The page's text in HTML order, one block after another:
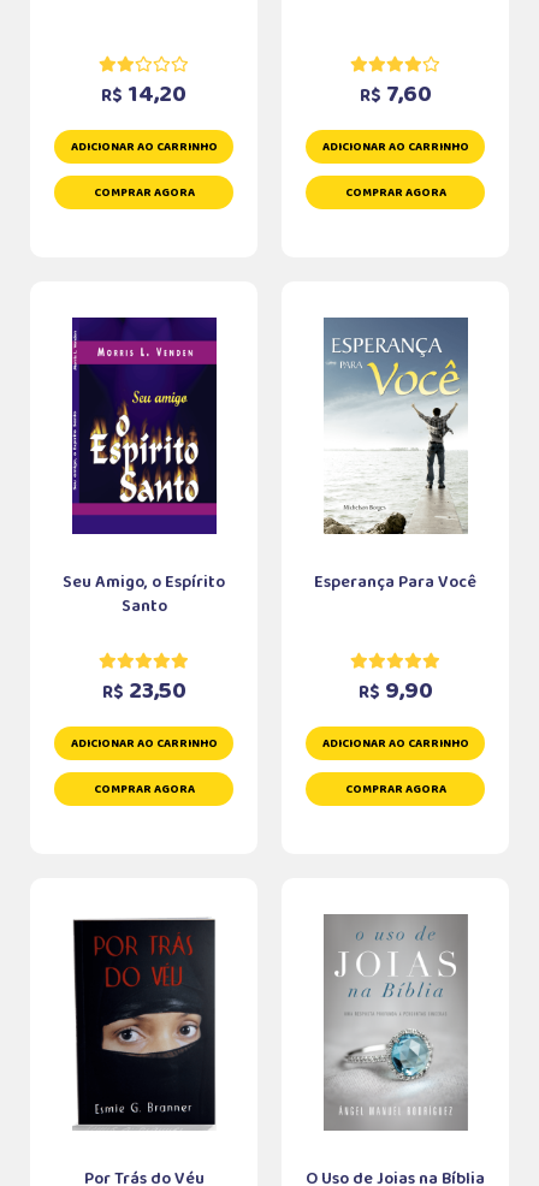
R$ 14,20
ADICIONAR AO CARRINHO
COMPRAR AGORA
R$ 7,60
ADICIONAR AO CARRINHO
COMPRAR AGORA
Seu Amigo, o Espírito
Santo
R$ 23,50
ADICIONAR AO CARRINHO
COMPRAR AGORA
Esperança Para Você
R$ 9,90
ADICIONAR AO CARRINHO
COMPRAR AGORA
Por Trás do Véu O Uso de Joias na Bíblia